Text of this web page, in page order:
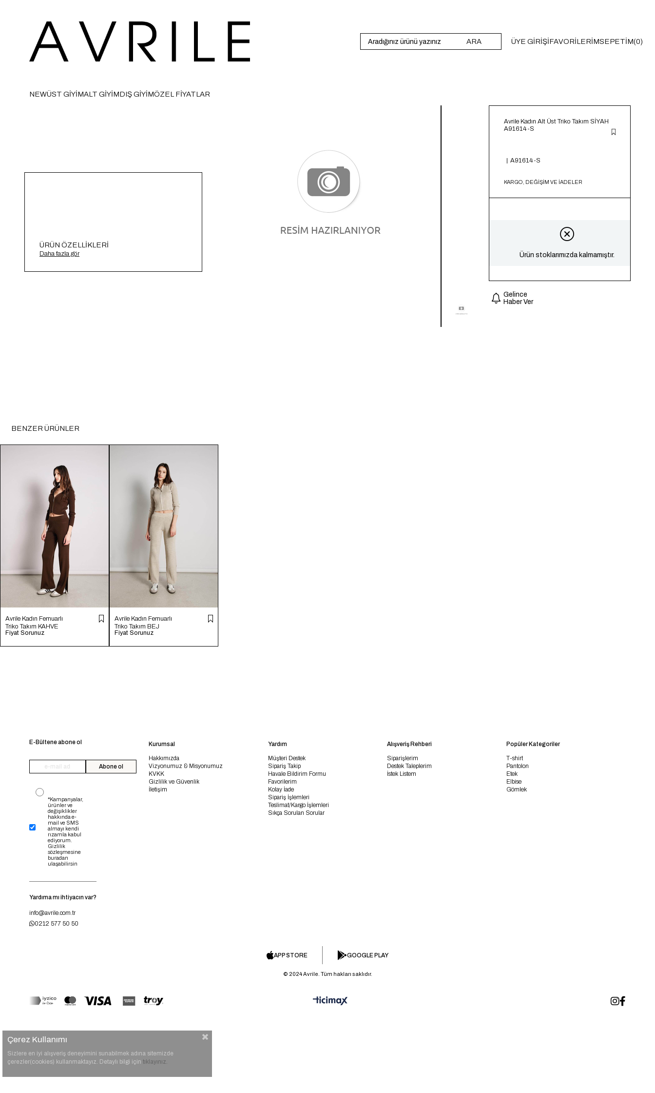
ARA ÜYE GIRIŞIFAVORILERIMSEPETIM 0
NEWÜST GİYİMALT GİYİMDIŞ GİYİMÖZEL FİYATLAR
ÜRÜN ÖZELLIKLERI
Alt Üst Triko Takım A91614-S
Daha fazla gör
Avrile Kadın Alt Üst Triko Takım SİYAH
A91614-S
A91614-S
KARGO, DEĞİŞİM VE İADELER
Ürün stoklarımızda kalmamıştır.
Gelince
Haber Ver
BENZER ÜRÜNLER
Avrile Kadın Femuarlı
Triko Takım KAHVE
A92492-S
Fiyat Sorunuz
Avrile Kadın Femuarlı
Triko Takım BEJ
A92492-S
Fiyat Sorunuz
E-Bültene abone ol
Abone ol
*Kampanyalar,
ürünler ve
değişiklikler
hakkında e-
mail ve SMS
almayı kendi
rızamla kabul
ediyorum.
Gizlilik
sözleşmesine
buradan
ulaşabilirsin
Yardıma mı ihtiyacın var?
info@avrile.com.tr
0212 577 50 50
Kurumsal
Hakkımızda
Vizyonumuz & Misyonumuz
KVKK
Gizlilik ve Güvenlik
İletişim
Yardım
Müşteri Destek
Sipariş Takip
Havale Bildirim Formu
Favorilerim
Kolay İade
Sipariş İşlemleri
Teslimat/Kargo İşlemleri
Sıkça Sorulan Sorular
Alışveriş Rehberi
Siparişlerim
Destek Taleplerim
İstek Listem
Popüler Kategoriler
T-shirt
Pantolon
Etek
Elbise
Gömlek
APP STORE GOOGLE PLAY
© 2024 Avrile. Tüm hakları saklıdır.
Çerez Kullanımı
Sizlere en iyi alışveriş deneyimini sunabilmek adına sitemizde
çerezler(cookies) kullanmaktayız. Detaylı bilgi için tıklayınız.